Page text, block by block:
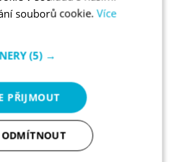
NA TISK
o klasických dokumentech)
písmena se mohou
nerovnosti, text je kostrbatý
souborů cookie. Více
(5) →
PŘIJMOUT
ODMÍTNOUT